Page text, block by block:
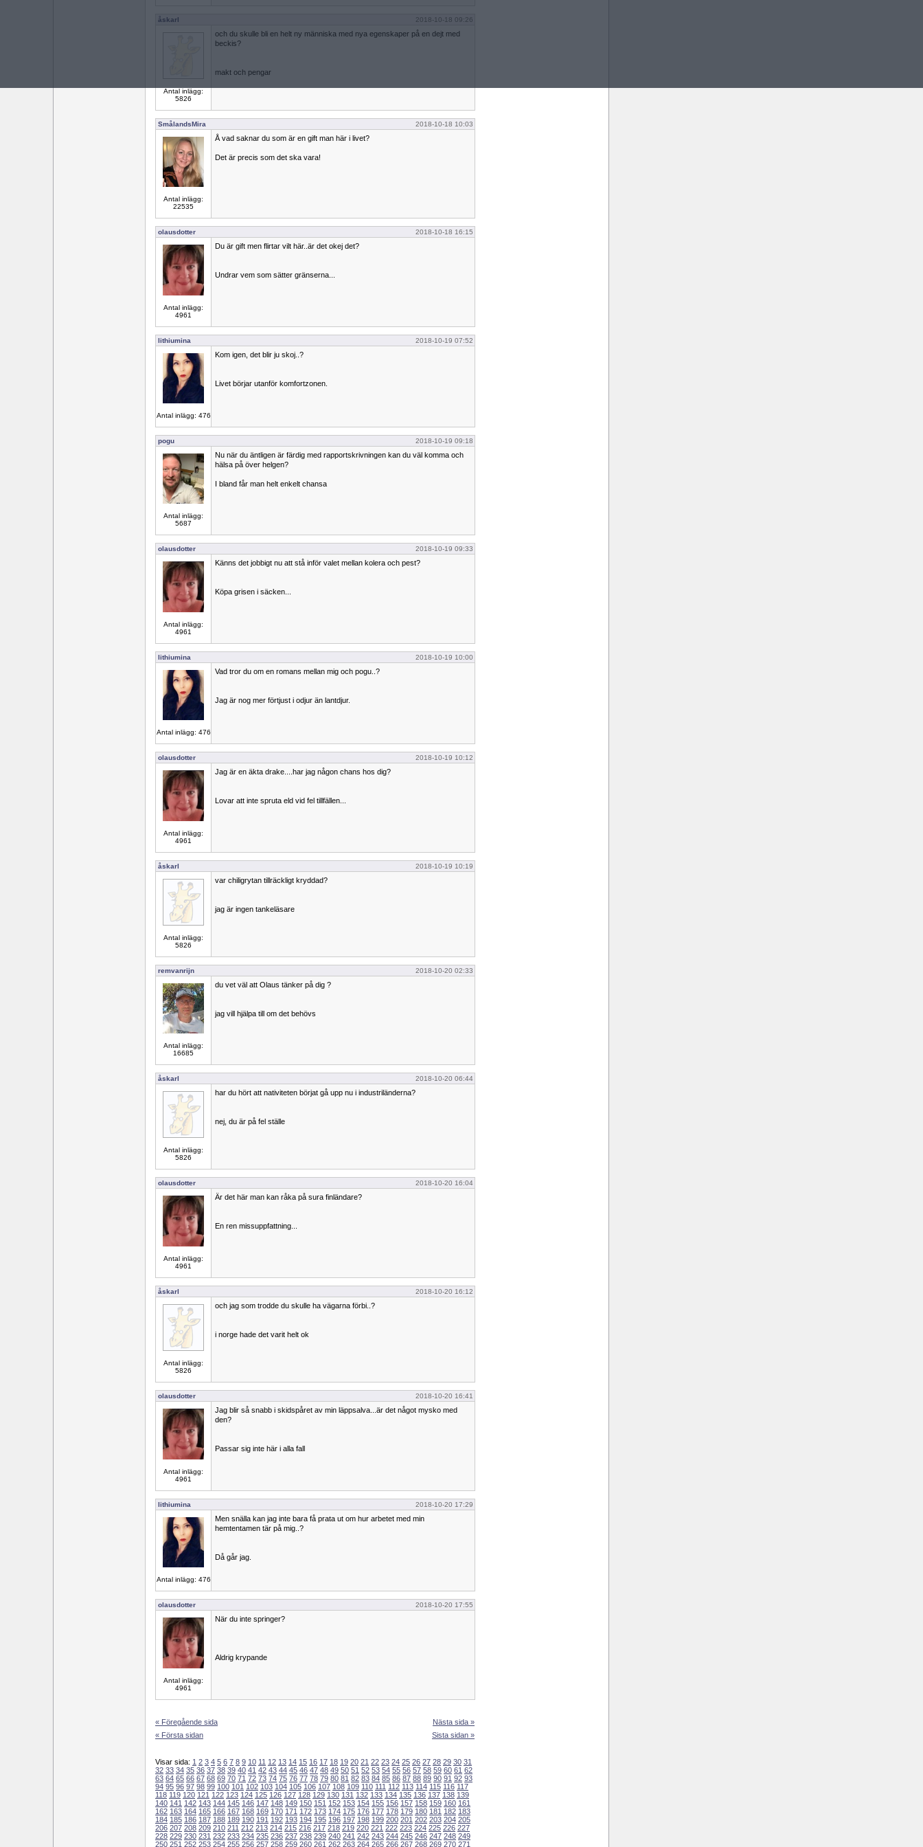
åskarl 2018-10-18 09:26
Antal inlägg:
5826
och du skulle bli en helt ny människa med nya egenskaper på en dejt med
beckis?
makt och pengar
SmålandsMira 2018-10-18 10:03
Antal inlägg:
22535
Å vad saknar du som är en gift man här i livet?
Det är precis som det ska vara!
olausdotter 2018-10-18 16:15
Antal inlägg:
4961
Du är gift men flirtar vilt här..är det okej det?
Undrar vem som sätter gränserna...
lithiumina 2018-10-19 07:52
Antal inlägg: 476
Kom igen, det blir ju skoj..?
Livet börjar utanför komfortzonen.
pogu 2018-10-19 09:18
Antal inlägg:
5687
Nu när du äntligen är färdig med rapportskrivningen kan du väl komma och
hälsa på över helgen?
I bland får man helt enkelt chansa
olausdotter 2018-10-19 09:33
Antal inlägg:
4961
Känns det jobbigt nu att stå inför valet mellan kolera och pest?
Köpa grisen i säcken...
lithiumina 2018-10-19 10:00
Antal inlägg: 476
Vad tror du om en romans mellan mig och pogu..?
Jag är nog mer förtjust i odjur än lantdjur.
olausdotter 2018-10-19 10:12
Antal inlägg:
4961
Jag är en äkta drake....har jag någon chans hos dig?
Lovar att inte spruta eld vid fel tillfällen...
åskarl 2018-10-19 10:19
Antal inlägg:
5826
var chiligrytan tillräckligt kryddad?
jag är ingen tankeläsare
remvanrijn 2018-10-20 02:33
Antal inlägg:
16685
du vet väl att Olaus tänker på dig ?
jag vill hjälpa till om det behövs
åskarl 2018-10-20 06:44
Antal inlägg:
5826
har du hört att nativiteten börjat gå upp nu i industriländerna?
nej, du är på fel ställe
olausdotter 2018-10-20 16:04
Antal inlägg:
4961
Är det här man kan råka på sura finländare?
En ren missuppfattning...
åskarl 2018-10-20 16:12
Antal inlägg:
5826
och jag som trodde du skulle ha vägarna förbi..?
i norge hade det varit helt ok
olausdotter 2018-10-20 16:41
Antal inlägg:
4961
Jag blir så snabb i skidspåret av min läppsalva...är det något mysko med
den?
Passar sig inte här i alla fall
lithiumina 2018-10-20 17:29
Antal inlägg: 476
Men snälla kan jag inte bara få prata ut om hur arbetet med min
hemtentamen tär på mig..?
Då går jag.
olausdotter 2018-10-20 17:55
Antal inlägg:
4961
När du inte springer?
Aldrig krypande
« Föregående sida
« Första sidan
Nästa sida »
Sista sidan »
Visar sida: 1 2 3 4 5 6 7 8 9 10 11 12 13 14 15 16 17 18 19 20 21 22 23 24 25 26 27 28 29 30 31
32 33 34 35 36 37 38 39 40 41 42 43 44 45 46 47 48 49 50 51 52 53 54 55 56 57 58 59 60 61 62
63 64 65 66 67 68 69 70 71 72 73 74 75 76 77 78 79 80 81 82 83 84 85 86 87 88 89 90 91 92 93
94 95 96 97 98 99 100 101 102 103 104 105 106 107 108 109 110 111 112 113 114 115 116 117
118 119 120 121 122 123 124 125 126 127 128 129 130 131 132 133 134 135 136 137 138 139
140 141 142 143 144 145 146 147 148 149 150 151 152 153 154 155 156 157 158 159 160 161
162 163 164 165 166 167 168 169 170 171 172 173 174 175 176 177 178 179 180 181 182 183
184 185 186 187 188 189 190 191 192 193 194 195 196 197 198 199 200 201 202 203 204 205
206 207 208 209 210 211 212 213 214 215 216 217 218 219 220 221 222 223 224 225 226 227
228 229 230 231 232 233 234 235 236 237 238 239 240 241 242 243 244 245 246 247 248 249
250 251 252 253 254 255 256 257 258 259 260 261 262 263 264 265 266 267 268 269 270 271